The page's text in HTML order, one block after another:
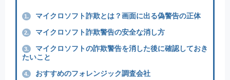
1. マイクロソフト詐欺とは？画面に出る偽警告の正体
2. マイクロソフト詐欺警告の安全な消し方
3.
マイクロソフトの詐欺警告を消した後に確認しておき
たいこと
4. おすすめのフォレンジック調査会社